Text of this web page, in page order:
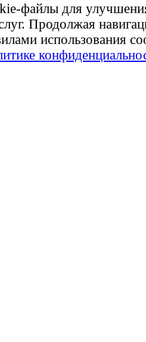
файлы для
Продолжая
использования